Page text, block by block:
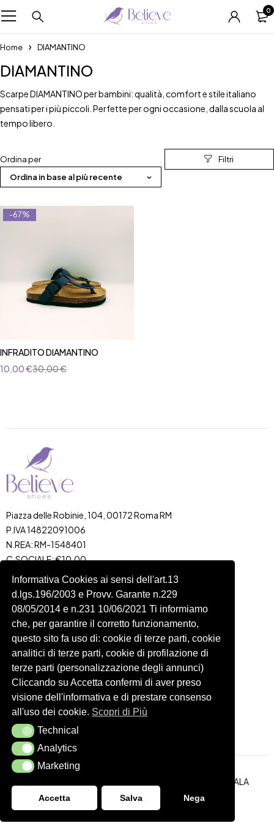
Informativa Cookies ai sensi dell'art.13
d.lgs.196/2003 e Provv. Garante n.229
08/05/2014 e n.231 10/06/2021 Ti informiamo
che, per garantire il corretto funzionamento,
questo sito fa uso di: cookie di terze parti, cookie
analitici di terze parti, cookie di profilazione di
terze parti (personalizzazione degli annunci)
Cliccando su Accetta confermi di aver preso
visione dell'informativa e di prestare consenso
all'uso dei cookie. Scopri di Più
Technical
Technical
Analytics
Analytics
Marketing
Marketing
Accetta Salva Nega
0
Home DIAMANTINO
DIAMANTINO
Scarpe DIAMANTINO per bambini: qualità, comfort e stile italiano
pensati per i più piccoli. Perfette per ogni occasione, dalla scuola al
tempo libero.
Ordina per
Ordina in base al più recente
-67%
INFRADITO DIAMANTINO
30,00€
10,00€
Piazza delle Robinie, 104, 00172 Roma RM
P.IVA 14822091006
N.REA: RM-1548401
C.SOCIALE: €10,00
334 918 4321
Shop
Shop
Donna
Bambini
Accessori
Account
Carrello
Profilo
Ordini
Wishlist
Spedizioni e Resi
Seguici
Cookie PolicyPrivacy Policy
ITALA